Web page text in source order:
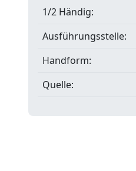
1/2 Händig:
Ausführungsstelle:
Handform:
Quelle: